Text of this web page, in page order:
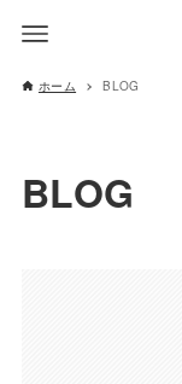
ホーム BLOG
BLOG